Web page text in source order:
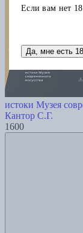
истоки Музея
Кантор С.Г.
1600
Если вам нет
Да, мне есть